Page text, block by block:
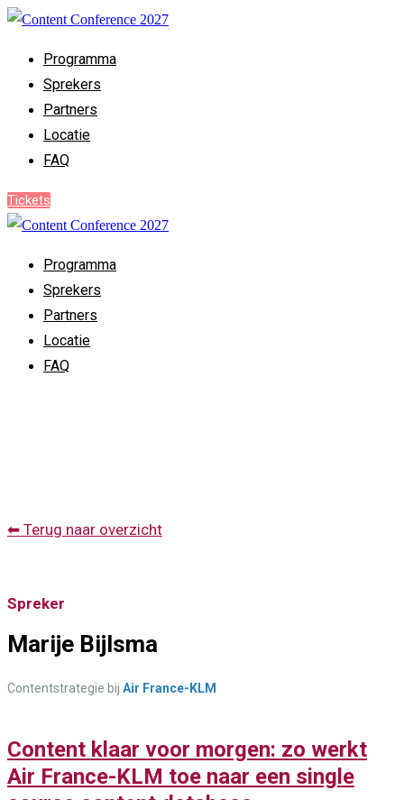
Programma
Sprekers
Partners
Locatie
FAQ
Tickets
Programma
Sprekers
Partners
Locatie
FAQ
⬅ Terug naar overzicht
Spreker
Marije Bijlsma
Contentstrategie bij Air France-KLM
Content klaar voor morgen: zo werkt
Air France-KLM toe naar een single